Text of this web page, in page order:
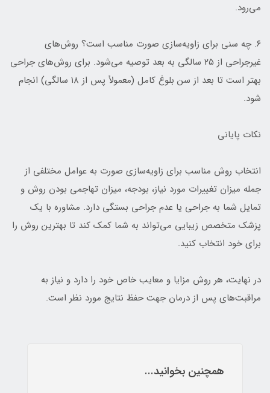
می‌رود.
۶. چه سنی برای زاویه‌سازی صورت مناسب است؟ روش‌های
غیرجراحی از ۲۵ سالگی به بعد توصیه می‌شود. برای روش‌های جراحی
بهتر است تا بعد از سن بلوغ کامل (معمولاً پس از ۱۸ سالگی) انجام
شود.
نکات پایانی
انتخاب روش مناسب برای زاویه‌سازی صورت به عوامل مختلفی از
جمله میزان تغییرات مورد نیاز، بودجه، میزان تهاجمی بودن روش و
تمایل شما به جراحی یا عدم جراحی بستگی دارد. مشاوره با یک
پزشک متخصص زیبایی می‌تواند به شما کمک کند تا بهترین روش را
برای خود انتخاب کنید.
در نهایت، هر روش مزایا و معایب خاص خود را دارد و نیاز به
مراقبت‌های پس از درمان جهت حفظ نتایج مورد نظر است.
همچنین بخوانید...